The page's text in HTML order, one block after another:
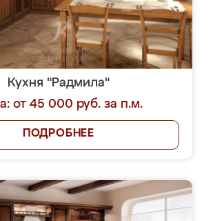
Кухня "Радмила"
от 45 000 руб. за п.м.
ПОДРОБНЕЕ